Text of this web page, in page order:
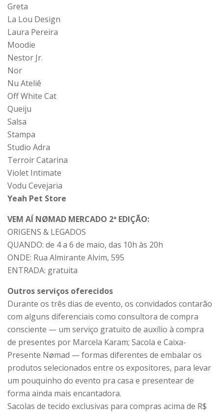
Greta
La Lou Design
Laura Pereira
Moodie
Nestor Jr.
Nor
Nu Ateliê
Off White Cat
Queiju
Salsa
Stampa
Studio Adra
Terroir Catarina
Violet Intimate
Vodu Cevejaria
Yeah Pet Store
VEM AÍ NØMAD MERCADO 2ª EDIÇÃO:
ORIGENS & LEGADOS
QUANDO: de 4 a 6 de maio, das 10h às 20h
ONDE: Rua Almirante Alvim, 595
ENTRADA: gratuita
Outros serviços oferecidos
Durante os três dias de evento, os convidados contarão
com alguns diferenciais como consultora de compra
consciente — um serviço gratuito de auxílio à compra
de presentes por Marcela Karam; Sacola e Caixa-
Presente Nømad — formas diferentes de embalar os
produtos selecionados entre os expositores, para levar
um pouquinho do evento pra casa e presentear de
forma ainda mais encantadora.
Sacolas de tecido exclusivas para compras acima de R$